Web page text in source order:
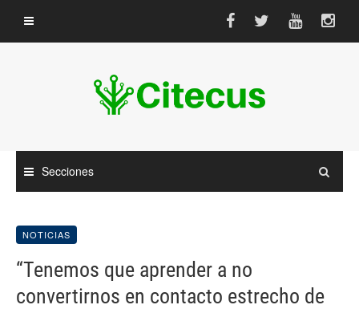
contenido
Secciones
NOTICIAS
“Tenemos que aprender a no
convertirnos en contacto estrecho de